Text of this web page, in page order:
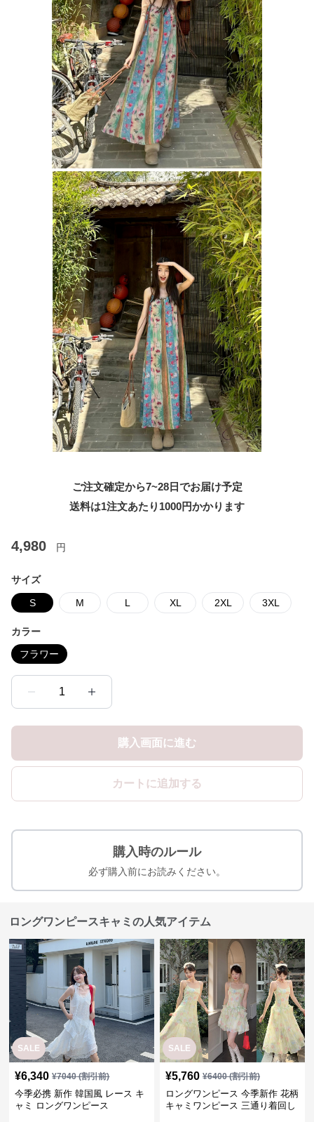
ご注文確定から7~28日でお届け予定
送料は1注文あたり 1000円かかります
4,980 円
サイズ
S M L XL 2XL 3XL
カラー
フラワー
1
購入画面に進む
カートに追加する
購入時のルール
必ず購入前にお読みください。
ロングワンピースキャミの人気アイテム
SALE
¥6,340 ¥7040(割引前)
今季必携 新作 韓国風 レース キ
ャミ ロングワンピース
SALE
¥5,760 ¥6400(割引前)
ロングワンピース 今季新作 花柄
キャミワンピース 三通り着回し